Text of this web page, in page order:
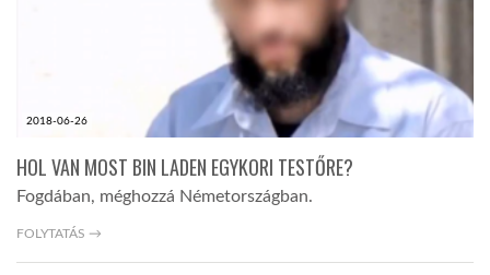
LINKTR.EE
2018-06-26
HOL VAN MOST BIN LADEN EGYKORI TESTŐRE?
Fogdában, méghozzá Németországban.
FOLYTATÁS →